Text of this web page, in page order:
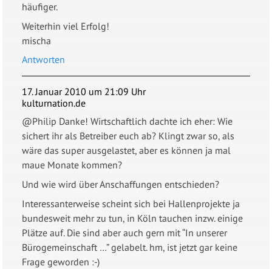
häufiger.
Weiterhin viel Erfolg!
mischa
Antworten
17. Januar 2010 um 21:09 Uhr
kulturnation.de
@Philip Danke! Wirtschaftlich dachte ich eher: Wie
sichert ihr als Betreiber euch ab? Klingt zwar so, als
wäre das super ausgelastet, aber es können ja mal
maue Monate kommen?
Und wie wird über Anschaffungen entschieden?
Interessanterweise scheint sich bei Hallenprojekte ja
bundesweit mehr zu tun, in Köln tauchen inzw. einige
Plätze auf. Die sind aber auch gern mit “In unserer
Bürogemeinschaft …” gelabelt. hm, ist jetzt gar keine
Frage geworden :-)